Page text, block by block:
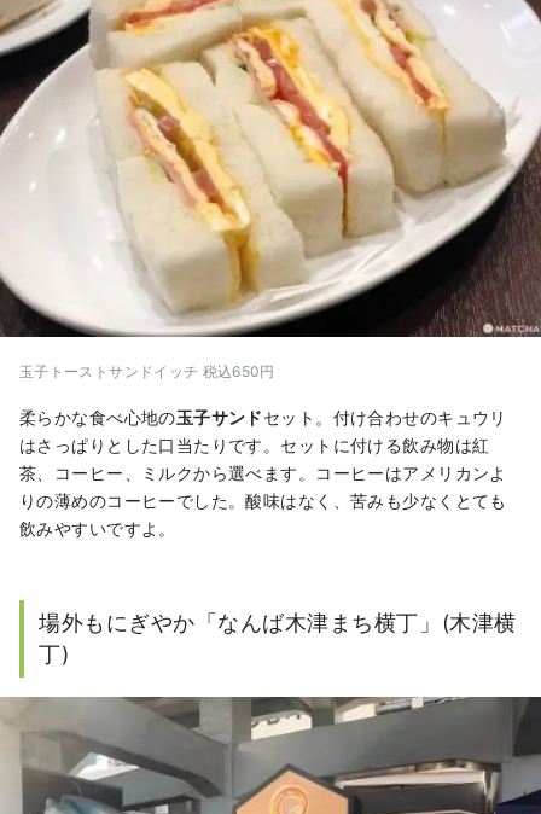
玉子トーストサンドイッチ 税込650円
柔らかな食べ心地の玉子サンドセット。付け合わせのキュウリ
はさっぱりとした口当たりです。セットに付ける飲み物は紅
茶、コーヒー、ミルクから選べます。コーヒーはアメリカンよ
りの薄めのコーヒーでした。酸味はなく、苦みも少なくとても
飲みやすいですよ。
場外もにぎやか「なんば木津まち横丁」(木津横
丁)